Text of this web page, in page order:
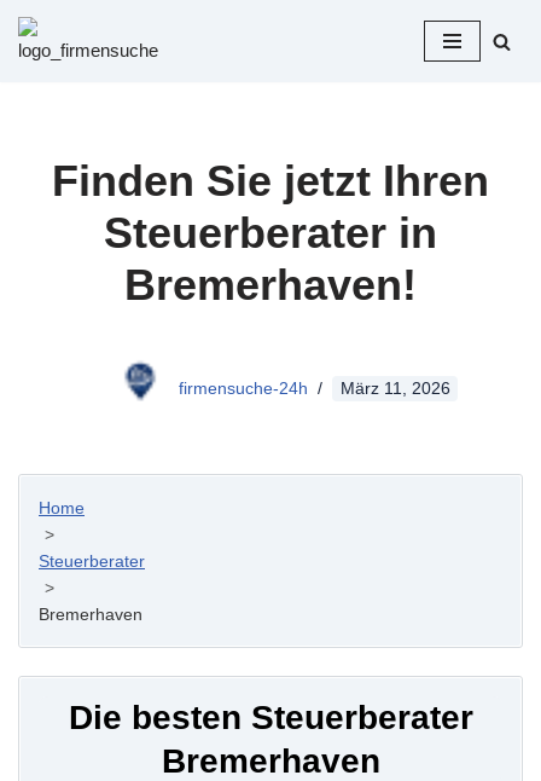
Zum
Finden Sie jetzt Ihren
Steuerberater in
Bremerhaven!
firmensuche-24h März 11, 2026
Home
>
Steuerberater
>
Bremerhaven
Die besten Steuerberater
Bremerhaven